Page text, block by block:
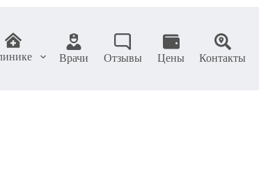
Врачи Отзывы Цены Контакты